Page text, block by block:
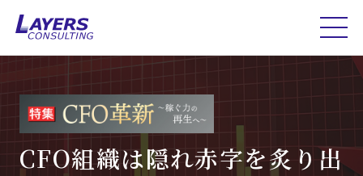
CFO組織は隠れ赤字を炙り出